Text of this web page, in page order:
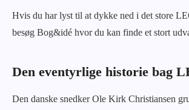
Hvis du har lyst til at dykke ned i det store
besøg Bog&idé hvor du kan finde et stort
Den eventyrlige historie bag
Den danske snedker Ole Kirk Christiansen